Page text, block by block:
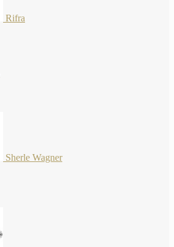
Rifra
Sherle Wagner